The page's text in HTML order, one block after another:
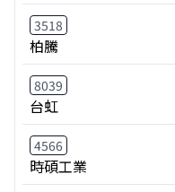
3518
柏騰
8039
台虹
4566
時碩工業